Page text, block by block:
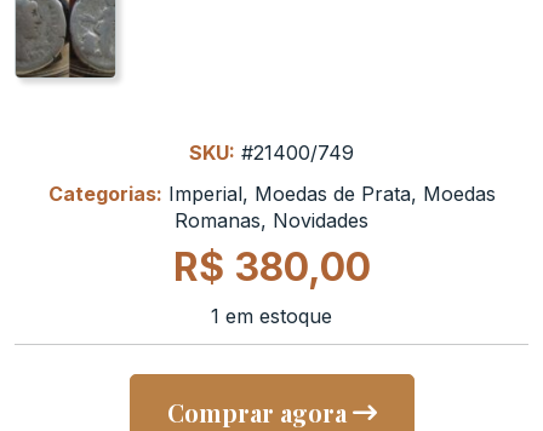
SKU: #21400/749
Categorias: Imperial, Moedas de Prata, Moedas
Romanas, Novidades
R$ 380,00
1 em estoque
Comprar agora